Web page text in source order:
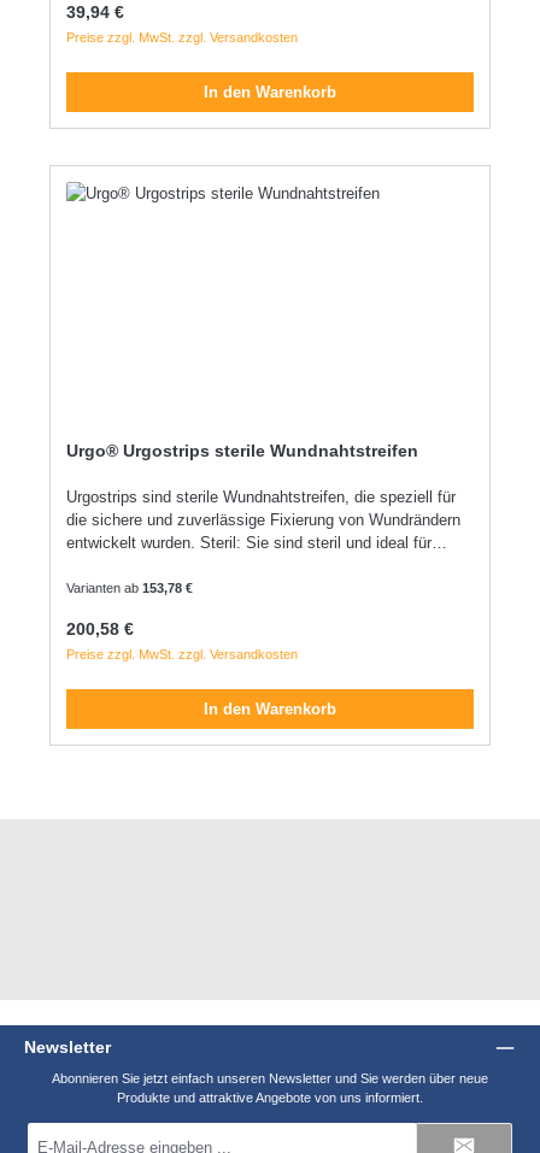
an, reduziert das Risiko von Hautmazerationen und lässt
Feuchtigkeit hindurch. Dank hautfreundlichem Kleber und
sich aufzurollen. Ideal zur Verbesserung des
kosmetischen Narbenergebnisses nach frühzeitiger
Entfernung von Hautnähten oder -klammern. flexible
latexfrei Indikation zum atraumatischen Hautverschluss
kleiner Wunden oder Inzisionen als Ergänzung zur
Regulärer Preis:
39,94 €
Preise zzgl. MwSt. zzgl. Versandkosten
In den Warenkorb
Urgo® Urgostrips sterile Wundnahtstreifen
Urgostrips sind sterile Wundnahtstreifen, die speziell für
die sichere und zuverlässige Fixierung von Wundrändern
entwickelt wurden. Steril: Sie sind steril und ideal für
Sie haben eine hohe Hautverträglichkeit und sind daher
Dank ihrer starken Klebkraft ermöglichen sie einen
atraumatischen Verschluss von Wunden und stabilisieren
schmerzlos und rückstandsfrei lösbar. Keine Mazeration:
Sie verhindern eine Mazeration der Haut.
Varianten ab153,78 €
Regulärer Preis:
200,58 €
Preise zzgl. MwSt. zzgl. Versandkosten
In den Warenkorb
Newsletter
Abonnieren Sie jetzt einfach unseren Newsletter und Sie werden über neue
Produkte und attraktive Angebote von uns informiert.
Mail-